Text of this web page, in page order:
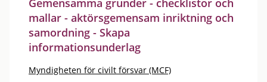
Gemensamma grunder - checklistor och
mallar - aktörsgemensam inriktning och
samordning - Skapa
informationsunderlag
Myndigheten för civilt försvar (MCF)